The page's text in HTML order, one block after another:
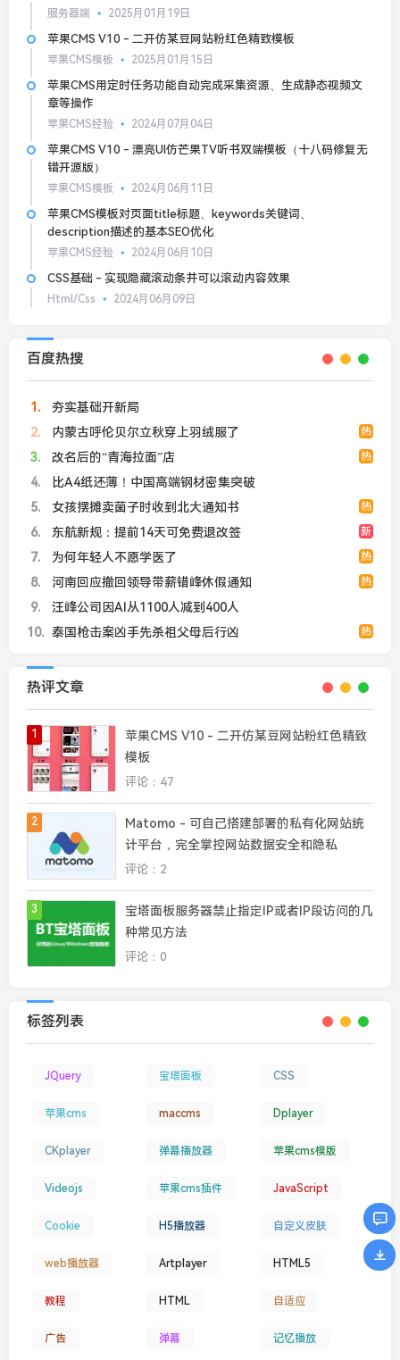
服务器端 2025月01月19日
苹果CMS V10 - 二开仿某豆网站粉红色精致模板
苹果CMS模板 2025月01月15日
苹果CMS用定时任务功能自动完成采集资源、生成静态视频文
章等操作
苹果CMS经验 2024月07月04日
苹果CMS V10 - 漂亮UI仿芒果TV听书双端模板（十八码修复无
错开源版）
苹果CMS模板 2024月06月11日
苹果CMS模板对页面title标题、keywords关键词、
description描述的基本SEO优化
苹果CMS经验 2024月06月10日
CSS基础 - 实现隐藏滚动条并可以滚动内容效果
Html/Css 2024月06月09日
百度热搜
1
夯实基础开新局
2
热
内蒙古呼伦贝尔立秋穿上羽绒服了
3
热
改名后的“青海拉面”店
4
比A4纸还薄！中国高端钢材密集突破
5
热
女孩摆摊卖菌子时收到北大通知书
6
新
东航新规：提前14天可免费退改签
7
热
为何年轻人不愿学医了
8
热
河南回应撤回领导带薪错峰休假通知
9
汪峰公司因AI从1100人减到400人
10
热
泰国枪击案凶手先杀祖父母后行凶
热评文章
1
苹果CMS V10 - 二开仿某豆网站粉红色精致
模板
评论：47
2
Matomo - 可自己搭建部署的私有化网站统
计平台，完全掌控网站数据安全和隐私
评论：2
3
宝塔面板服务器禁止指定IP或者IP段访问的几
种常见方法
评论：0
标签列表
JQuery 宝塔面板 CSS
苹果cms maccms Dplayer
CKplayer 弹幕播放器 苹果cms模版
Videojs 苹果cms插件 JavaScript
Cookie H5播放器 自定义皮肤
web播放器 Artplayer HTML5
教程 HTML 自适应
广告 弹幕 记忆播放